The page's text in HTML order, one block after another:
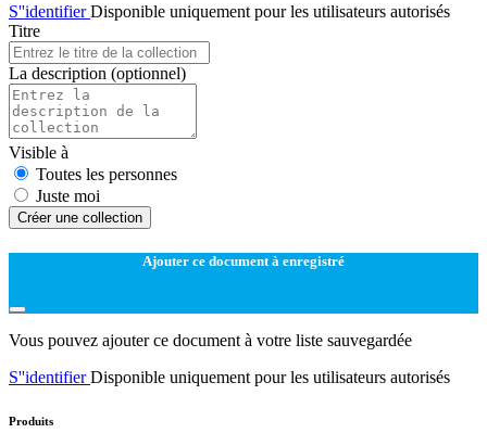
S''identifierDisponible uniquement pour les utilisateurs autorisés
Titre
La description (optionnel)
Visible à
Toutes les personnes
Juste moi
Créer une collection
Ajouter ce document à enregistré
Vous pouvez ajouter ce document à votre liste sauvegardée
S''identifierDisponible uniquement pour les utilisateurs autorisés
Produits